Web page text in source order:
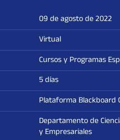
09 de agosto de 2022
Virtual
Cursos y Programas
5 días
Plataforma Blackboard
Departamento de
y Empresariales